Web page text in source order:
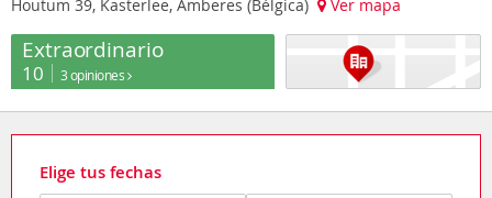
Houtum 39, Kasterlee, Amberes (Bélgica) Ver mapa
Extraordinario
10 3 opiniones
Elige tus fechas